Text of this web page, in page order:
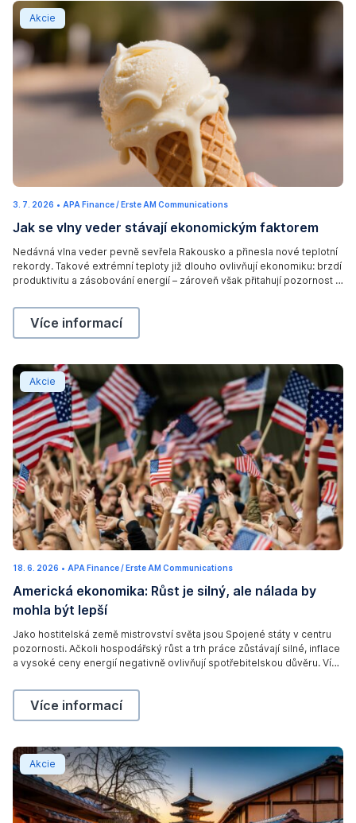
Akcie
Jak se vlny veder stávají ekonomickým faktorem
3. 7. 2026 3
7
0
2
6
• APA Finance / Erste AM Communications
Jak se vlny veder stávají ekonomickým faktorem
Nedávná vlna veder pevně sevřela Rakousko a přinesla nové teplotní
rekordy. Takové extrémní teploty již dlouho ovlivňují ekonomiku: brzdí
produktivitu a zásobování energií – zároveň však přitahují pozornost k
tom dočtete v dnešním příspěvku na blogu.
Jak se vlny veder stávají ekonomickým faktorem,
Více informací
Akcie
Americká ekonomika: Růst je silný, ale nálada by
18. 6. 2026 1
.
6
.
2
0
2
6
• APA Finance / Erste AM Communications
Americká ekonomika: Růst je silný, ale nálada by
mohla být lepší
Jako hostitelská země mistrovství světa jsou Spojené státy v centru
pozornosti. Ačkoli hospodářský růst a trh práce zůstávají silné, inflace
a vysoké ceny energií negativně ovlivňují spotřebitelskou důvěru. Více
mistrovství světa najdete v našem novém příspěvku na blogu.
Americká ekonomika: Růst je silný, ale nálada by
Více informací
Akcie
Výnosy japonských dluhopisů stouply na nejvyšší